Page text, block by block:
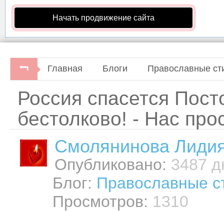
Начать продвижение сайта
Главная Блоги Православные
Россия спасется
бестолково! - Нас
Смолянинова
Опубликовано: 3487
Блог: Православные
Просмотров: 1310